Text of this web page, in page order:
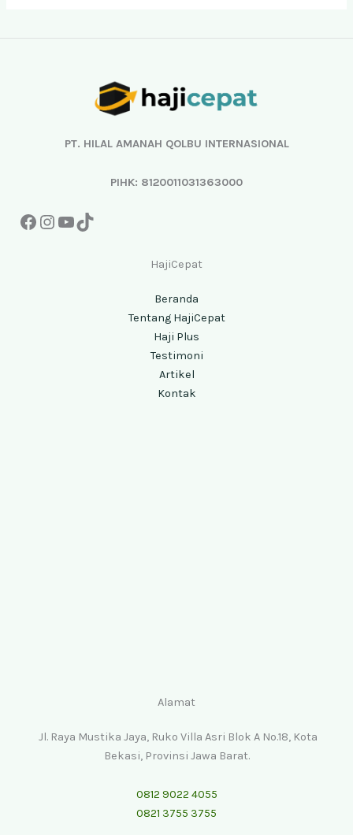
PT. HILAL AMANAH QOLBU INTERNASIONAL
PIHK: 8120011031363000
Instagram
YouTube
TikTok
HajiCepat
Beranda
Tentang HajiCepat
Haji Plus
Testimoni
Artikel
Kontak
Alamat
Jl. Raya Mustika Jaya, Ruko Villa Asri Blok A No.18, Kota
Bekasi, Provinsi Jawa Barat.
0812 9022 4055
0821 3755 3755